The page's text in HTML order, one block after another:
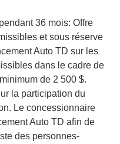
36 mois: Offre
et sous réserve
Auto TD sur les
dans le cadre de
de 2 500 $.
la participation du
Le concessionnaire
Auto TD afin de
des personnes-